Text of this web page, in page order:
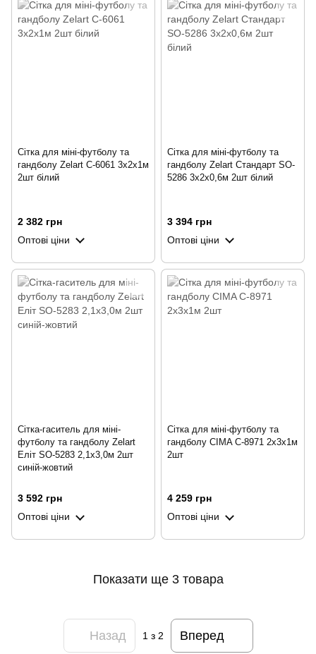
Сітка для міні-футболу та
гандболу Zelart C-6061 3x2x1м
2шт білий
2 382 грн
Оптові ціни
Сітка для міні-футболу та
гандболу Zelart Стандарт SO-
5286 3x2x0,6м 2шт білий
3 394 грн
Оптові ціни
Сітка-гаситель для міні-
футболу та гандболу Zelart
Еліт SO-5283 2,1x3,0м 2шт
синій-жовтий
3 592 грн
Оптові ціни
Сітка для міні-футболу та
гандболу CIMA C-8971 2x3x1м
2шт
4 259 грн
Оптові ціни
Показати ще 3 товара
Назад 1з 2 Вперед